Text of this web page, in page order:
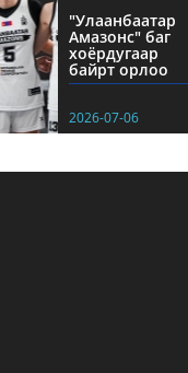
"Улаанбаатар
Амазонс" баг
хоёрдугаар
байрт орлоо
2026-07-06